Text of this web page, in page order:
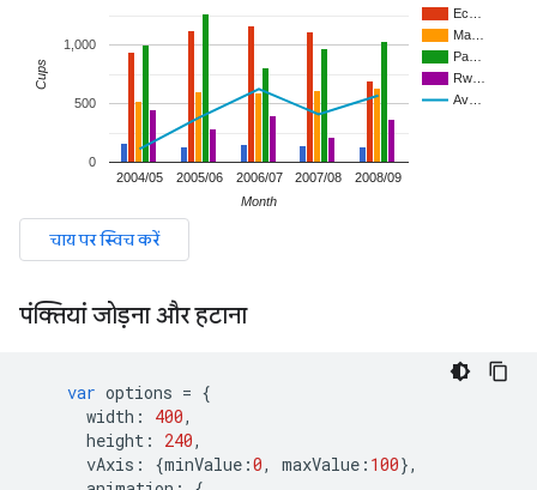
पंक्तियां जोड़ना और हटाना
var options = {
width : 400,
height : 240,
vAxis : {minValue :0, maxValue : 100},